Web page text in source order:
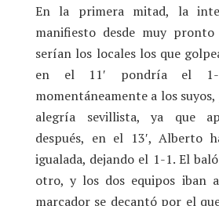
En la primera mitad, la
manifiesto desde muy
serían los locales los que
en el 11′ pondría el 1-
momentáneamente a los
alegría sevillista, ya que
después, en el 13′, Alberto
igualada, dejando el 1-1. El
otro, y los dos equipos iban
marcador se decantó por el